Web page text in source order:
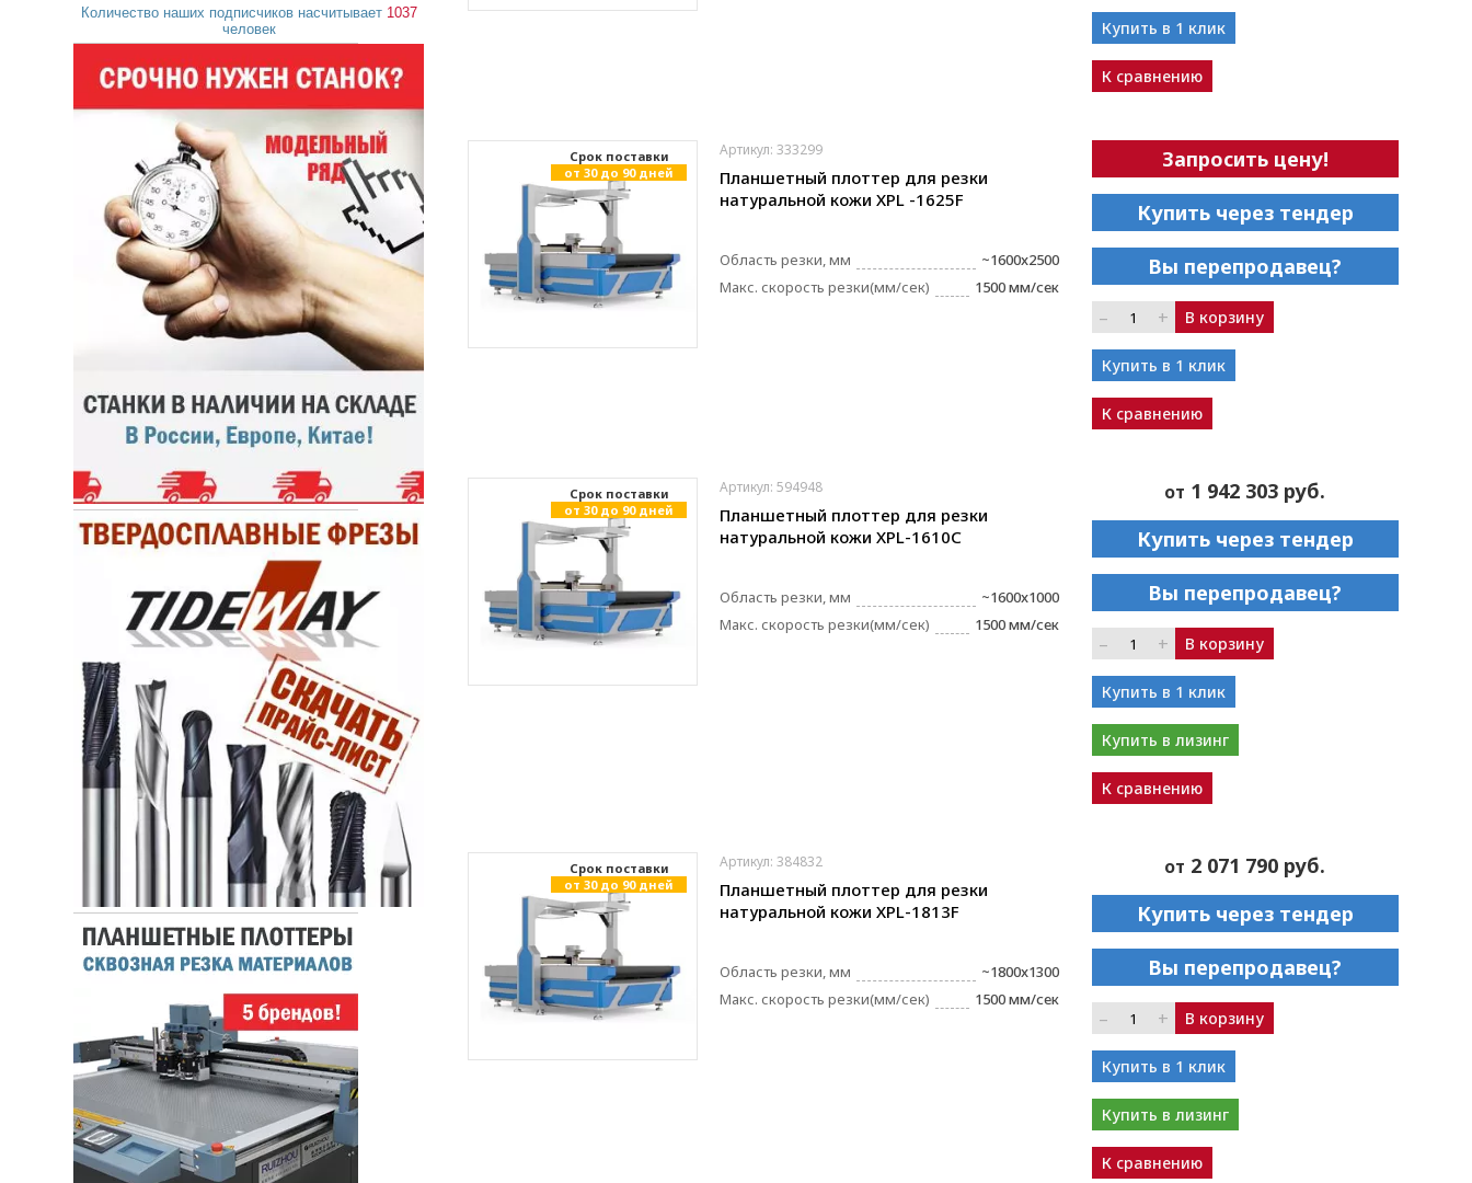
Количество наших подписчиков насчитывает 1037
человек
Купить в 1 клик
К сравнению
Cрок поставки
от 30 до 90 дней
Артикул: 333299
Планшетный плоттер для резки
натуральной кожи XPL -1625F
Область резки, мм
~1600x2500
Макс. скорость резки(мм/сек)
1500 мм/сек
Запросить цену!
Купить через тендер
Вы перепродавец?
– + В корзину
Купить в 1 клик
К сравнению
Cрок поставки
от 30 до 90 дней
Артикул: 594948
Планшетный плоттер для резки
натуральной кожи XPL-1610C
Область резки, мм
~1600x1000
Макс. скорость резки(мм/сек)
1500 мм/сек
от 1 942 303 руб.
Купить через тендер
Вы перепродавец?
– + В корзину
Купить в 1 клик
Купить в лизинг
К сравнению
Cрок поставки
от 30 до 90 дней
Артикул: 384832
Планшетный плоттер для резки
натуральной кожи XPL-1813F
Область резки, мм
~1800x1300
Макс. скорость резки(мм/сек)
1500 мм/сек
от 2 071 790 руб.
Купить через тендер
Вы перепродавец?
– + В корзину
Купить в 1 клик
Купить в лизинг
К сравнению